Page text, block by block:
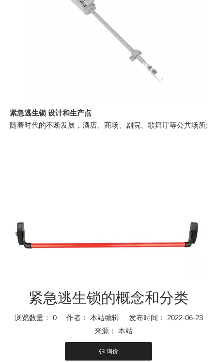
紧急逃生锁 设计和生产点
随着时代的不断发展，酒店、商场、剧院、歌舞厅等公共场所
紧急逃生锁主要用于超市、商场、写字楼、医院、学校、工厂
紧急逃生锁的概念和分类
浏览数量： 0作者： 本站编辑 发布时间： 2022-06-23
来源： 本站
询价